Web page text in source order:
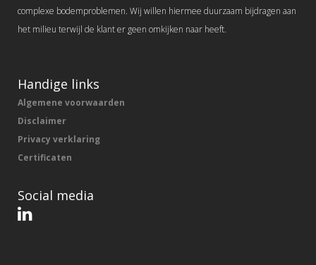
complexe bodemproblemen. Wij willen hiermee duurzaam bijdragen aan
het milieu terwijl de klant er geen omkijken naar heeft.
Handige links
Algemene voorwaarden
Disclaimer
Privacy verklaring
Certificaten
Social media